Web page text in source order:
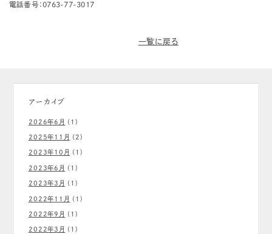
電話番号：0763-77-3017
一覧に戻る
アーカイブ
2026年6月 (1)
2025年11月 (2)
2023年10月 (1)
2023年6月 (1)
2023年3月 (1)
2022年11月 (1)
2022年9月 (1)
2022年3月 (1)